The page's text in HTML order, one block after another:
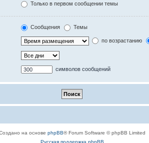
Только в первом сообщении темы
Сообщения Темы
по возрастанию
символов сообщений
на основе phpBB® Forum Software © phpBB Limited
Русская поддержка phpBB